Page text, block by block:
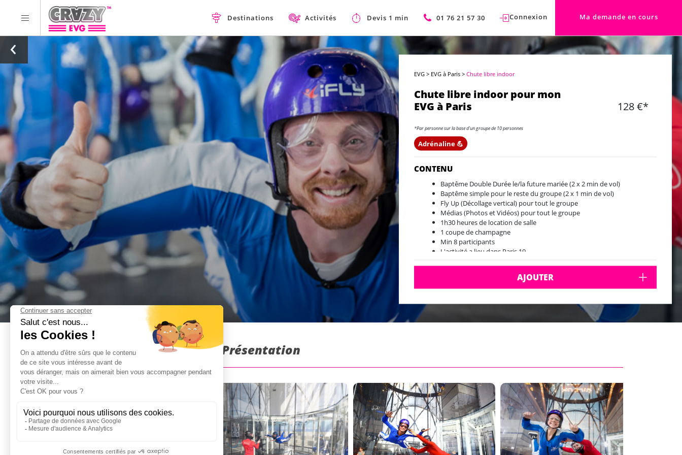
Destinations Activités Devis 1 min 01 76 21 57 30 Connexion Ma demande en cours
EVG > EVG à Paris >Chute libre indoor
Chute libre indoor pour mon
EVG à Paris
128 €*
*Par personne sur la base d'un groupe de 10 personnes
Adrénaline 💪
CONTENU
Baptême Double Durée le/la future mariée (2 x 2 min de vol)
Baptême simple pour le reste du groupe (2 x 1 min de vol)
Fly Up (Décollage vertical) pour tout le groupe
Médias (Photos et Vidéos) pour tout le groupe
1h30 heures de location de salle
1 coupe de champagne
Min 8 participants
L'activité a lieu dans Paris 19
AJOUTER
Chute libre indoor à Paris : Présentation